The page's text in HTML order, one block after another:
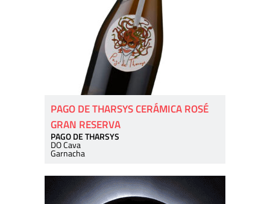
PAGO DE THARSYS CERÁMICA ROSÉ
GRAN RESERVA
PAGO DE THARSYS
DO Cava
Garnacha